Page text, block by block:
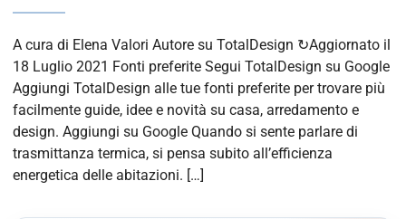
A cura di Elena Valori Autore su TotalDesign ↻Aggiornato il
18 Luglio 2021 Fonti preferite Segui TotalDesign su Google
Aggiungi TotalDesign alle tue fonti preferite per trovare più
facilmente guide, idee e novità su casa, arredamento e
design. Aggiungi su Google Quando si sente parlare di
trasmittanza termica, si pensa subito all’efficienza
energetica delle abitazioni. […]